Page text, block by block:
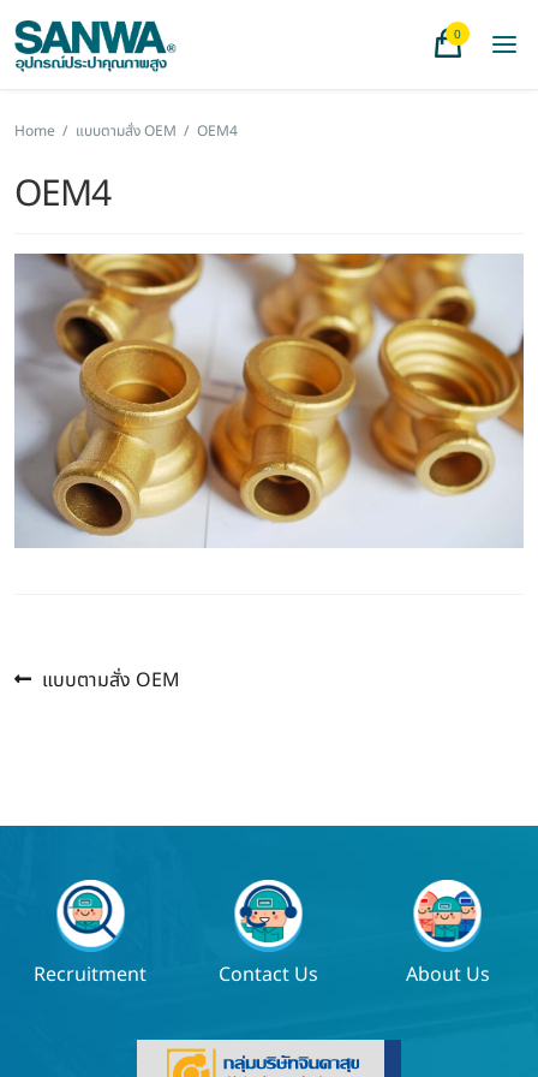
0
Home / แบบตามสั่ง OEM / OEM4
OEM4
แนะแนว
Previous
แบบตามสั่ง OEM
Recruitment Contact Us About Us